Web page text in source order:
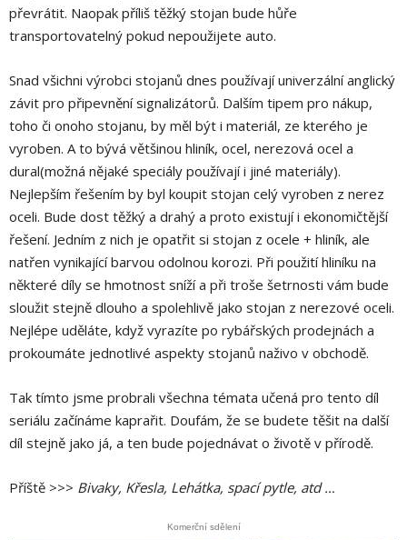
převrátit. Naopak příliš těžký stojan bude hůře
transportovatelný pokud nepoužijete auto.
Snad všichni výrobci stojanů dnes používají univerzální anglický
závit pro připevnění signalizátorů. Dalším tipem pro nákup,
toho či onoho stojanu, by měl být i materiál, ze kterého je
vyroben. A to bývá většinou hliník, ocel, nerezová ocel a
dural(možná nějaké speciály používají i jiné materiály).
Nejlepším řešením by byl koupit stojan celý vyroben z nerez
oceli. Bude dost těžký a drahý a proto existují i ekonomičtější
řešení. Jedním z nich je opatřit si stojan z ocele + hliník, ale
natřen vynikající barvou odolnou korozi. Při použití hliníku na
některé díly se hmotnost sníží a při troše šetrnosti vám bude
sloužit stejně dlouho a spolehlivě jako stojan z nerezové oceli.
Nejlépe uděláte, když vyrazíte po rybářských prodejnách a
prokoumáte jednotlivé aspekty stojanů naživo v obchodě.
Tak tímto jsme probrali všechna témata učená pro tento díl
seriálu začínáme kaprařit. Doufám, že se budete těšit na další
díl stejně jako já, a ten bude pojednávat o životě v přírodě.
Příště >>> Bivaky, Křesla, Lehátka, spací pytle, atd …
Komerční sdělení